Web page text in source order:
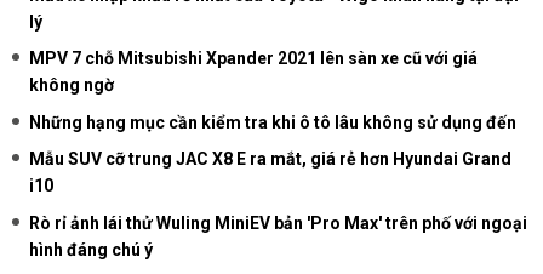
lý
MPV 7 chỗ Mitsubishi Xpander 2021 lên sàn xe cũ với giá
không ngờ
Những hạng mục cần kiểm tra khi ô tô lâu không sử dụng đến
Mẫu SUV cỡ trung JAC X8 E ra mắt, giá rẻ hơn Hyundai Grand
i10
Rò rỉ ảnh lái thử Wuling MiniEV bản 'Pro Max' trên phố với ngoại
hình đáng chú ý